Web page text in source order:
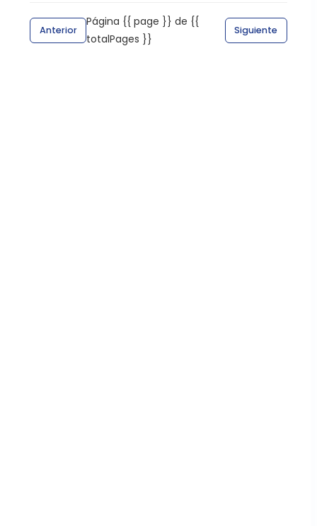
Anterior
Página {{ page }} de {{
totalPages }}
Siguiente